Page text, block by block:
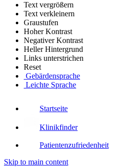
Text vergrößern
Text verkleinern
Graustufen
Hoher Kontrast
Negativer Kontrast
Heller Hintergrund
Links unterstrichen
Reset
Gebärdensprache
Leichte Sprache
Startseite
Klinikfinder
Patientenzufriedenheit
Skip to main content